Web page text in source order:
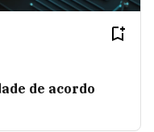
de acordo